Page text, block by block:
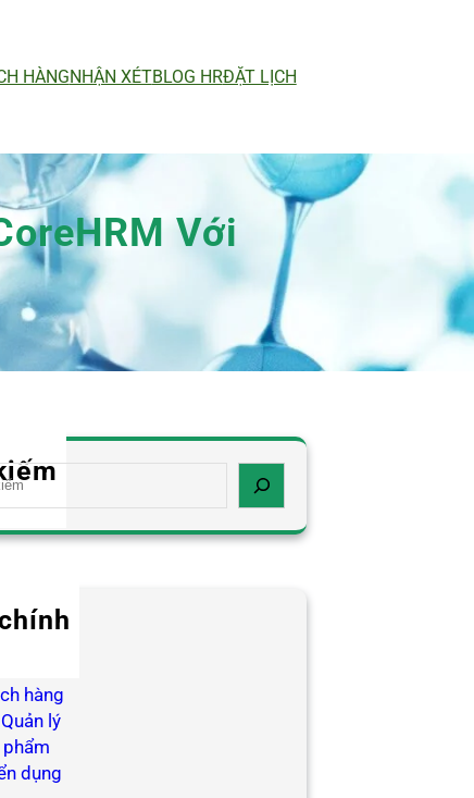
HÀNGNHẬN XÉTBLOG HRĐẶT LỊCH
Với
hàng
lý
phẩm
dụng